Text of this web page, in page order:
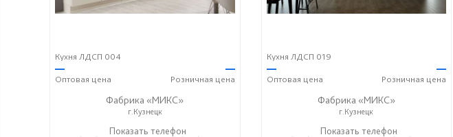
Кухня ЛДСП 004
—
Оптовая цена
—
Розничная цена
Фабрика «МИКС»
г.Кузнецк
+7 (937) 423-36-37 ☎+7 (937) 428-44-55
Показать телефон
Кухня ЛДСП 019
—
Оптовая цена
—
Розничная цена
Фабрика «МИКС»
г.Кузнецк
+7 (937) 423-36-37 ☎+7 (937) 428-44-55
Показать телефон